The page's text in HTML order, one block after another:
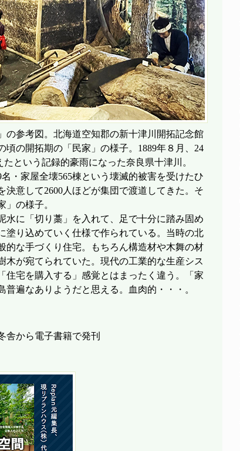
参考図。北海道空知郡の新十津川開拓記念館
頃の開拓期の「民家」の様子。1889年８月、24
たという記録的豪雨になった奈良県十津川。
・家屋全壊565棟という壊滅的被害を受けたひ
決意して2600人ほどが集団で渡道してきた。そ
」の様子。
に「切り藁」を入れて、足で十分に踏み固め
塗り込めていく仕様で作られている。当時の北
的な手づくり住宅。もちろん構造材や木舞の材
木が宛てられていた。現代の工業的な生産シス
住宅を購入する」感覚とはまったく違う。「家
普遍なありようだと思える。血肉的・・・。
舎から電子書籍で発刊